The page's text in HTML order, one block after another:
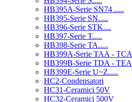
HB395A-Serie SN74 .....
HB395-Serie SN.....
HB396-Serie STK....
HB397-Serie T.....
HB398-Serie TA.....
HB399A-Serie TAA - TCA
HB399B-Serie TDA - TEA
HB399E-Serie U~Z.....
HC2-Condensatori
HC31-Ceramici 50V
HC32-Ceramici 500V